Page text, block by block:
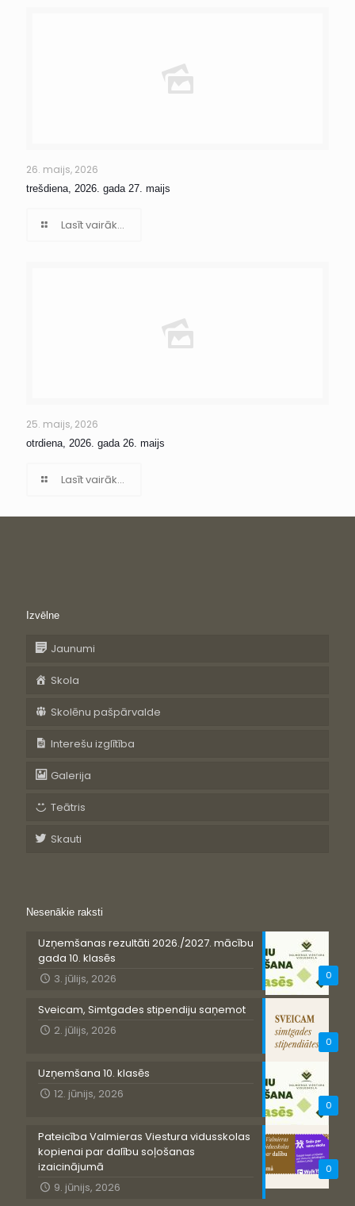
26. maijs, 2026
trešdiena, 2026. gada 27. maijs
Lasīt vairāk...
25. maijs, 2026
otrdiena, 2026. gada 26. maijs
Lasīt vairāk...
Izvēlne
Jaunumi
Skola
Skolēnu pašpārvalde
Interešu izglītība
Galerija
Teātris
Skauti
Nesenākie raksti
0
Uzņemšanas rezultāti 2026./2027. mācību
gada 10. klasēs
3. jūlijs, 2026
0
Sveicam, Simtgades stipendiju saņemot
2. jūlijs, 2026
0
Uzņemšana 10. klasēs
12. jūnijs, 2026
0
Pateicība Valmieras Viestura vidusskolas
kopienai par dalību soļošanas
izaicinājumā
9. jūnijs, 2026